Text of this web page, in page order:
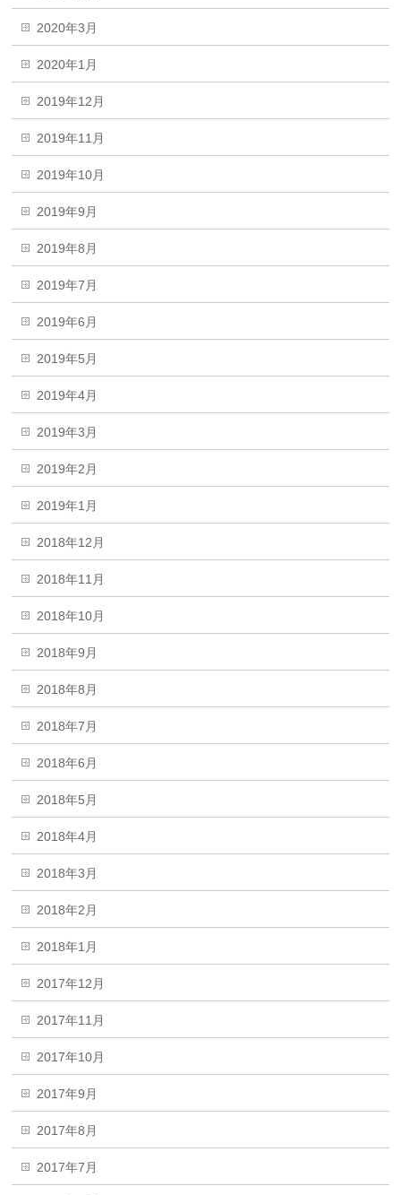
2020年3月
2020年1月
2019年12月
2019年11月
2019年10月
2019年9月
2019年8月
2019年7月
2019年6月
2019年5月
2019年4月
2019年3月
2019年2月
2019年1月
2018年12月
2018年11月
2018年10月
2018年9月
2018年8月
2018年7月
2018年6月
2018年5月
2018年4月
2018年3月
2018年2月
2018年1月
2017年12月
2017年11月
2017年10月
2017年9月
2017年8月
2017年7月